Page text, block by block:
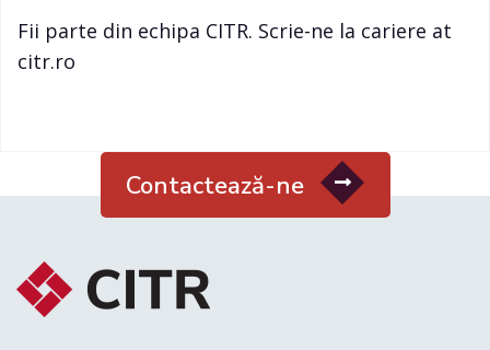
Fii parte din echipa CITR. Scrie-ne la cariere at
citr.ro
Contactează-ne